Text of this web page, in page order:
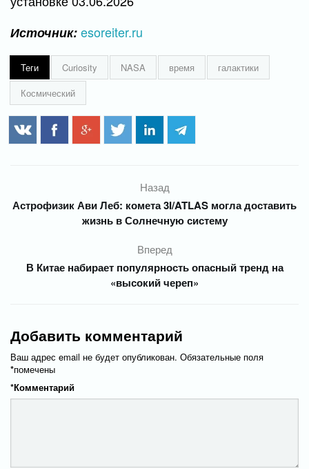
Источник:esoreiter.ru
Теги Curiosity NASA время
галактики
Космический
Назад
Астрофизик Ави Леб: комета 3I/ATLAS могла доставить
жизнь в Солнечную систему
Вперед
В Китае набирает популярность опасный тренд на
«высокий череп»
Добавить комментарий
Ваш адрес email не будет опубликован. Обязательные поля
помечены
*
Комментарий
*